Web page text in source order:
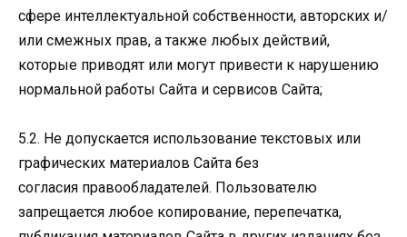
сфере интеллектуальной собственности, авторских и/
или смежных прав, а также любых действий,
которые приводят или могут привести к нарушению
нормальной работы Сайта и сервисов Сайта;
5.2. Не допускается использование текстовых или
графических материалов Сайта без
согласия правообладателей. Пользователю
запрещается любое копирование, перепечатка,